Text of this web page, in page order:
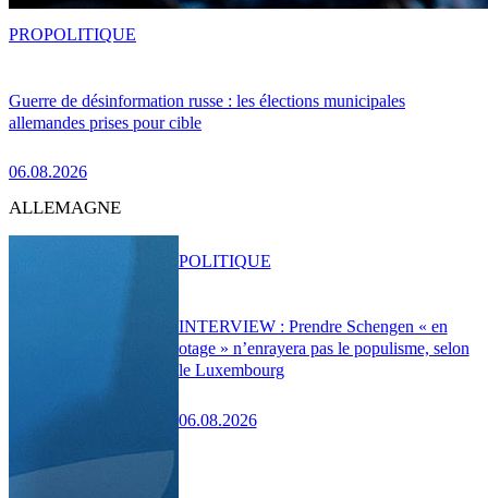
Guerre de désinformation russe : les élections municipales
allemandes prises pour cible
06.08.2026
PROPOLITIQUE
ALLEMAGNE
INTERVIEW : Prendre Schengen « en
otage » n’enrayera pas le populisme, selon
le Luxembourg
06.08.2026
POLITIQUE